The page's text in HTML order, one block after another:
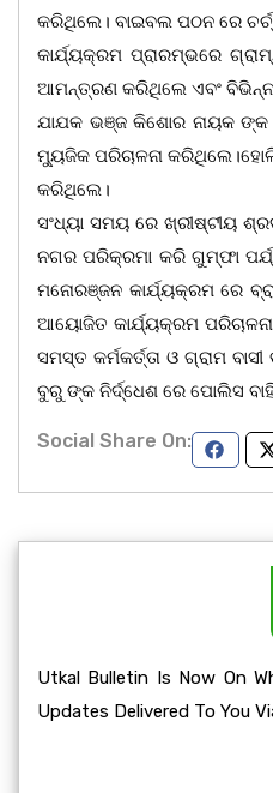
କରିଥିଲେ। ବାଇବଲ ପଠନ ରେ
କାର୍ଯ୍ୟକ୍ରମ ପ୍ରାରମ୍ଭରେ
ଆମନ୍ତ୍ରଣ କରିଥିଲେ ଏବଂ ବିଭିନ୍ନ
ଯାଯକ ଭଞ୍ଜ କିଶୋର ନାୟକ ଙ୍କ
ମ୍ୟୁଜିକ ପରିଚାଳନା
କରିଥିଲେ।
ସଂଧ୍ୟା ସମୟ ରେ ଖ୍ରୀଷ୍ଟୀୟ
ନଗର ପରିକ୍ରମା କରି ଗୁମ୍ଫା
ମନୋରଞ୍ଜନ କାର୍ଯ୍ୟକ୍ରମ ରେ
ଆୟୋଜିତ କାର୍ଯ୍ୟକ୍ରମ
ସମସ୍ତ କର୍ମକର୍ତ୍ତା ଓ ଗ୍ରାମ
ବୁରୁ ଙ୍କ ନିର୍ଦ୍ଧେଶ ରେ ପୋଲିସ
Social Share On:
Utkal Bulletin Is Now On
Updates Delivered To You